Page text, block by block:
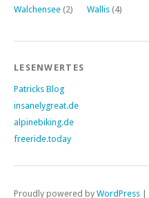
Walchensee (2) Wallis (4)
LESENWERTES
Patricks Blog
insanelygreat.de
alpinebiking.de
freeride.today
Proudly powered by WordPress